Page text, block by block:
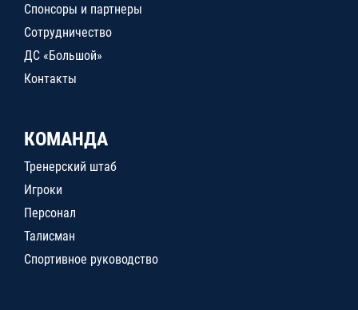
Спонсоры и партнеры
Сотрудничество
ДС «Большой»
Контакты
КОМАНДА
Тренерский штаб
Игроки
Персонал
Талисман
Спортивное руководство